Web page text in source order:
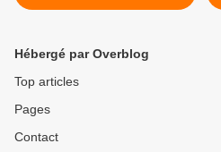
Hébergé par Overblog
Top articles
Pages
Contact